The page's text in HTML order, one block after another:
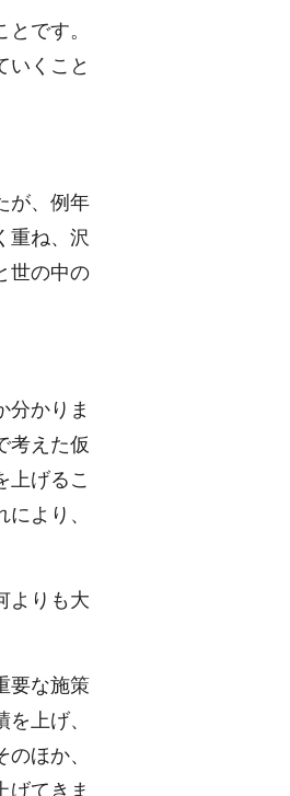
です。
いくこと
が、例年
重ね、沢
世の中の
分かりま
考えた仮
上げるこ
より、
よりも大
要な施策
上げ、
ほか、
げてきま